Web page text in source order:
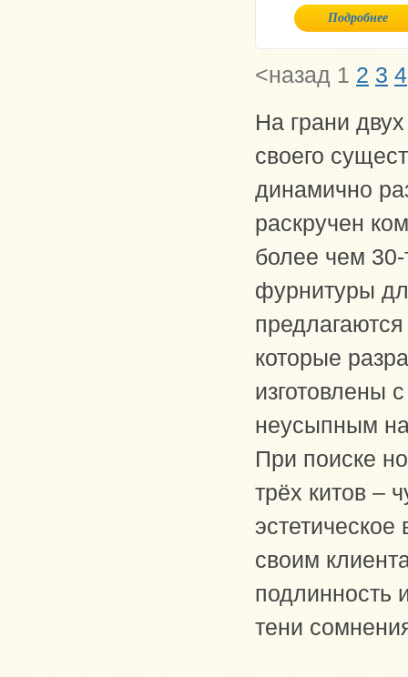
Подробнее
<назад 1 2 3 4
На грани
своего
динамично
раскручен
более чем 30-
фурнитуры
которые
изготовлены
неусыпным
При поиске
трёх китов –
своим
подлинность
тени